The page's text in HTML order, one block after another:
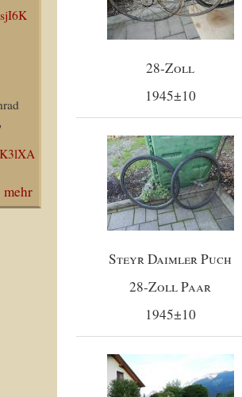
mehr
28-Zoll
1945±10
Steyr Daimler Puch
28-Zoll Paar
1945±10